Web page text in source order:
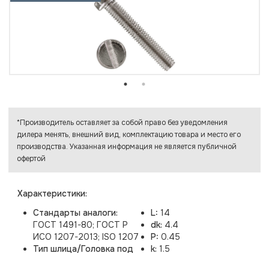
Характеристики:
Стандарты аналоги:
ГОСТ 1491-80; ГОСТ Р
ИСО 1207-2013; ISO 1207
Тип шлица/Головка под
L: 14
dk: 4.4
P: 0.45
k: 1.5
*Производитель оставляет за собой право без уведомления
дилера менять, внешний вид, комплектацию товара и место его
производства. Указанная информация не является публичной
офертой